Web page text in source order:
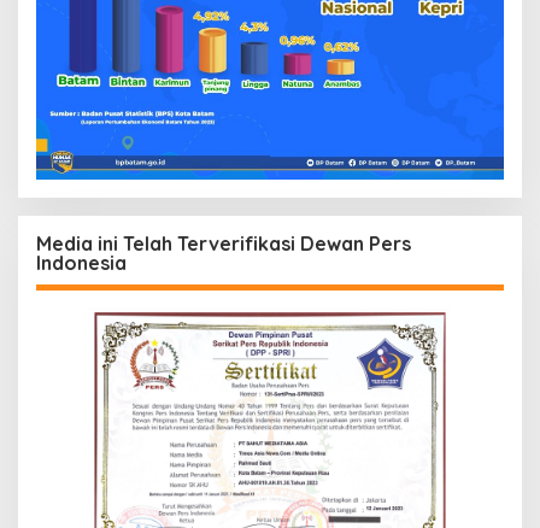
Media ini Telah Terverifikasi Dewan Pers
Indonesia